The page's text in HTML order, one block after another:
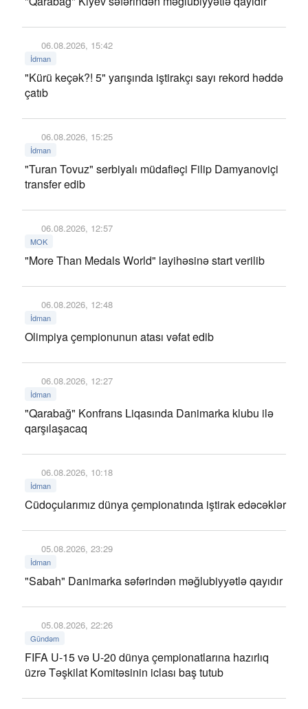
06.08.2026, 15:42
İdman
"Kürü keçək?! 5" yarışında iştirakçı sayı rekord həddə
çatıb
06.08.2026, 15:25
İdman
"Turan Tovuz" serbiyalı müdafiəçi Filip Damyanoviçi
transfer edib
06.08.2026, 12:57
MOK
"More Than Medals World" layihəsinə start verilib
06.08.2026, 12:48
İdman
Olimpiya çempionunun atası vəfat edib
06.08.2026, 12:27
İdman
"Qarabağ" Konfrans Liqasında Danimarka klubu ilə
qarşılaşacaq
06.08.2026, 10:18
İdman
Cüdoçularımız dünya çempionatında iştirak edəcəklər
05.08.2026, 23:29
İdman
"Sabah" Danimarka səfərindən məğlubiyyətlə qayıdır
05.08.2026, 22:26
Gündəm
FIFA U-15 və U-20 dünya çempionatlarına hazırlıq
üzrə Təşkilat Komitəsinin iclası baş tutub